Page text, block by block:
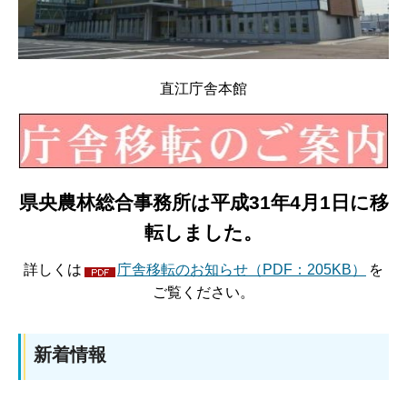
直江庁舎本館
県央農林総合事務所は平成31年4月1日に移
転しました。
詳しくは 庁舎移転のお知らせ（PDF：205KB）
を
ご覧ください。
新着情報